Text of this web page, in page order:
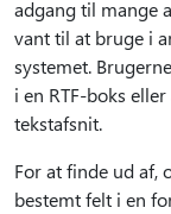
adgang til mange
vant til at bruge i
systemet.
i en RTF-boks
tekstafsnit.
For at finde ud af,
bestemt felt i en